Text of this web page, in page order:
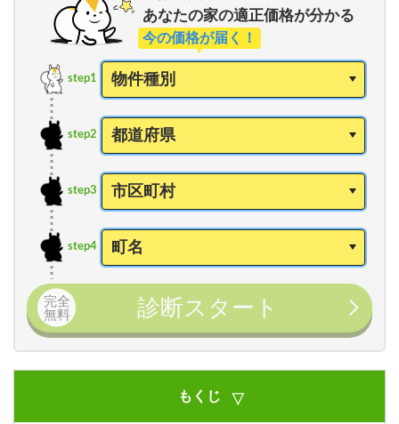
あなたの家の適正価格が分かる
今の価格が届く！
step1
step2
step3
step4
完全
無料
診断スタート
もくじ